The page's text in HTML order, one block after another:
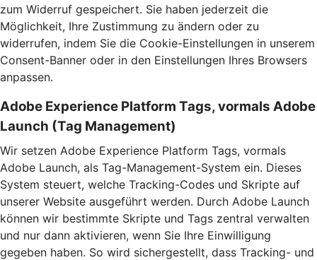
zum Widerruf gespeichert. Sie haben jederzeit die
Möglichkeit, Ihre Zustimmung zu ändern oder zu
widerrufen, indem Sie die Cookie-Einstellungen in unserem
Consent-Banner oder in den Einstellungen Ihres Browsers
anpassen.
Adobe Experience Platform Tags, vormals Adobe
Launch (Tag Management)
Wir setzen Adobe Experience Platform Tags, vormals
Adobe Launch, als Tag-Management-System ein. Dieses
System steuert, welche Tracking-Codes und Skripte auf
unserer Website ausgeführt werden. Durch Adobe Launch
können wir bestimmte Skripte und Tags zentral verwalten
und nur dann aktivieren, wenn Sie Ihre Einwilligung
gegeben haben. So wird sichergestellt, dass Tracking- und